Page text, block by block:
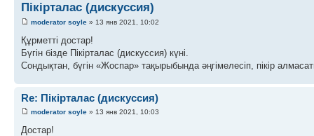
Пікірталас (дискуссия)
moderator soyle » 13 янв 2021, 10:02
Құрметті достар!
Бүгін бізде Пікірталас (дискуссия) күні.
Сондықтан, бүгін «Жоспар» тақырыбында әңгімелесіп, пікір
Re: Пікірталас (дискуссия)
moderator soyle » 13 янв 2021, 10:03
Достар!